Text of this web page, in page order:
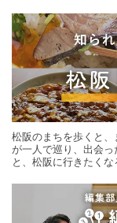
松阪のまちを歩くと
が一人で巡り、出会
と、松阪に行きたくな